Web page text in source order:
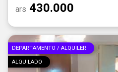
ars 430.000
DEPARTAMENTO / ALQUILER
ALQUILADO